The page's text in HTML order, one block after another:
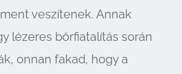
veszítenek. Annak
lézeres bőrfiatalítás során
onnan fakad, hogy a